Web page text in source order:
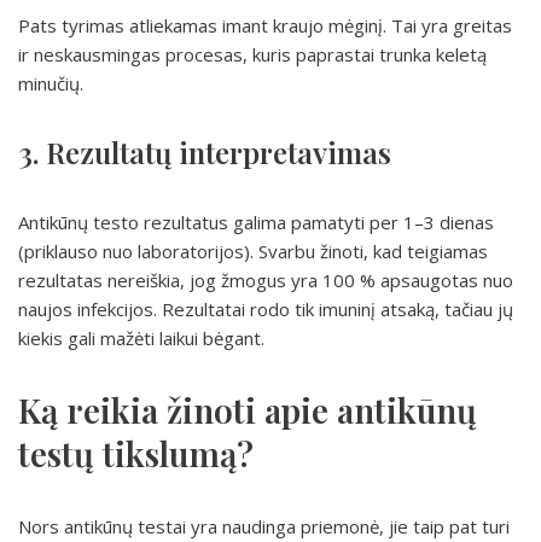
Pats tyrimas atliekamas imant kraujo mėginį. Tai yra greitas
ir neskausmingas procesas, kuris paprastai trunka keletą
minučių.
3. Rezultatų interpretavimas
Antikūnų testo rezultatus galima pamatyti per 1–3 dienas
(priklauso nuo laboratorijos). Svarbu žinoti, kad teigiamas
rezultatas nereiškia, jog žmogus yra 100 % apsaugotas nuo
naujos infekcijos. Rezultatai rodo tik imuninį atsaką, tačiau jų
kiekis gali mažėti laikui bėgant.
Ką reikia žinoti apie antikūnų
testų tikslumą?
Nors antikūnų testai yra naudinga priemonė, jie taip pat turi